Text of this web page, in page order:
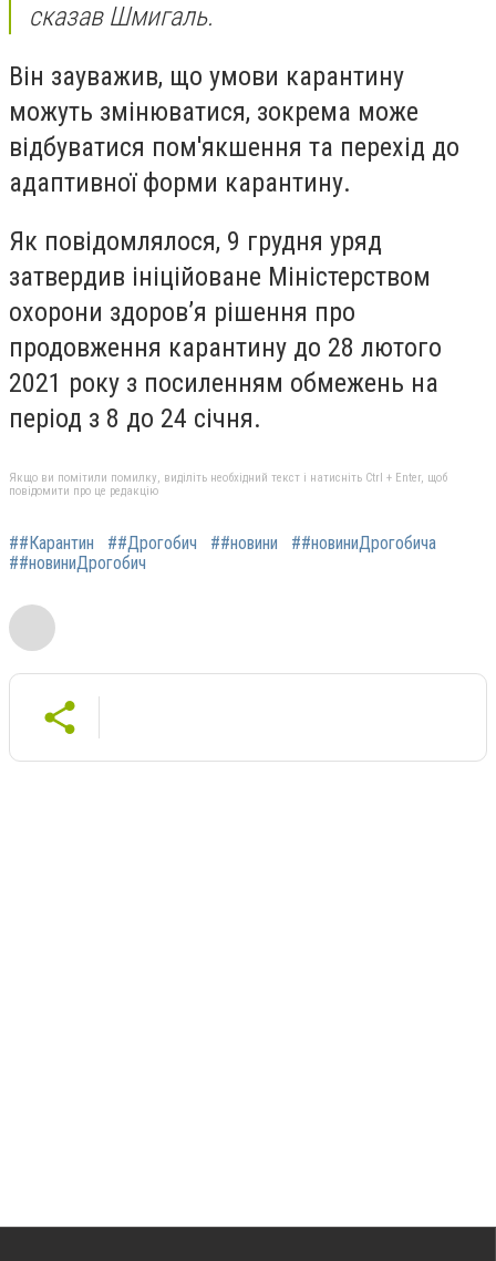
сказав Шмигаль.
Він зауважив, що умови карантину
можуть змінюватися, зокрема може
відбуватися пом'якшення та перехід до
адаптивної форми карантину.
Як повідомлялося, 9 грудня уряд
затвердив ініційоване Міністерством
охорони здоров’я рішення про
продовження карантину до 28 лютого
2021 року з посиленням обмежень на
період з 8 до 24 січня.
Якщо ви помітили помилку, виділіть необхідний текст і натисніть Ctrl + Enter, щоб
повідомити про це редакцію
##Карантин ##Дрогобич ##новини
##новиниДрогобича
##новиниДрогобич